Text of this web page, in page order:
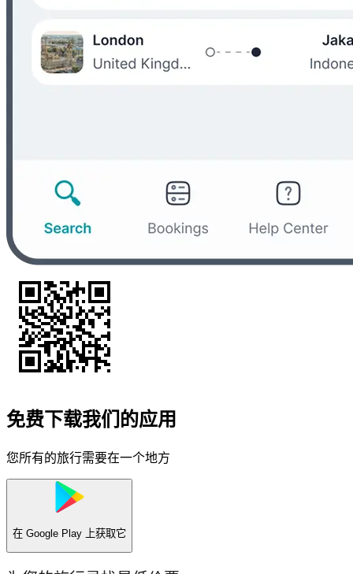
免费下载我们的应用
您所有的旅行需要在一个地方
在 Google Play 上获取它